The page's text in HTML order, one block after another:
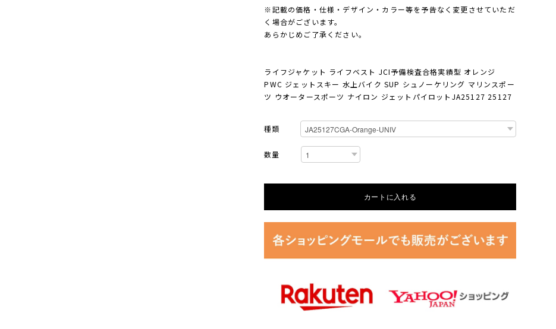
※記載の価格・仕様・デザイン・カラー等を予告なく変更させていただ
く場合がございます。
あらかじめご了承ください。
ライフジャケット ライフベスト JCI予備検査合格実績型 オレンジ
PWC ジェットスキー 水上バイク SUP シュノーケリング マリンスポー
ツ ウオータースポーツ ナイロン ジェットパイロットJA25127 25127
種類
数量
カートに入れる